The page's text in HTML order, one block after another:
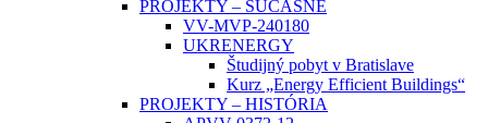
PROJEKTY – SÚČASNÉ
VV-MVP-240180
UKRENERGY
Študijný pobyt v Bratislave
Kurz „Energy Efficient Buildings“
PROJEKTY – HISTÓRIA